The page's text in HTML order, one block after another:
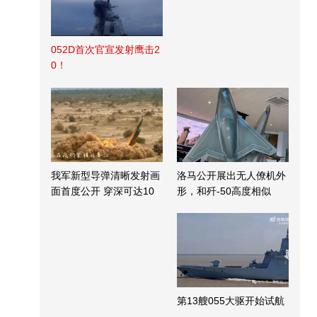
052D首次官宣发射鹰击2
0！
我军新型导弹清晰发射画
面首度公开 穿深可达10
洛马公开展出无人僚机外
形，和歼-50高度相似
第13艘055大驱开始试航